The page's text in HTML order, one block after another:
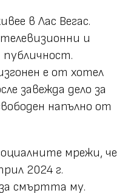
в Лас Вегас.
и
публичност.
е от хотел
завежда дело за
напълно от
мрежи, че
2024 г.
смъртта му.